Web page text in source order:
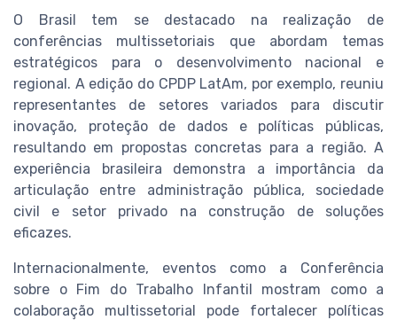
O Brasil tem se destacado na realização de
conferências multissetoriais que abordam temas
estratégicos para o desenvolvimento nacional e
regional. A edição do CPDP LatAm, por exemplo, reuniu
representantes de setores variados para discutir
inovação, proteção de dados e políticas públicas,
resultando em propostas concretas para a região. A
experiência brasileira demonstra a importância da
articulação entre administração pública, sociedade
civil e setor privado na construção de soluções
eficazes.
Internacionalmente, eventos como a Conferência
sobre o Fim do Trabalho Infantil mostram como a
colaboração multissetorial pode fortalecer políticas